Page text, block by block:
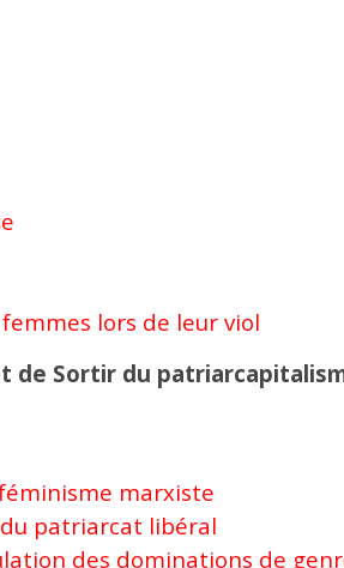
lors de leur viol
de Sortir du
marxiste
patriarcat libéral
des dominations de